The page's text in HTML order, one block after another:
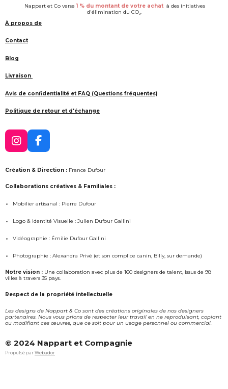
r
r
r
r
Nappart et Co verse1 % du montant de votre achat à des initiatives
d'élimination du CO₂.
À propos de
Contact
Blog
Livraison
Avis de confidentialité et FAQ (Questions fréquentes)
Politique de retour et d'échange
I
n
s
a
r
m
F
a
c
b
o
Création & Direction : France Dufour
Collaborations créatives & Familiales :
Mobilier artisanal : Pierre Dufour
Logo & Identité Visuelle : Julien Dufour Gallini
Vidéographie : Émilie Dufour Gallini
Photographie : Alexandra Privé (et son complice canin, Billy, sur demande)
Notre vision : Une collaboration avec plus de 160 designers de talent, issus de 98
villes à travers 35 pays.
Respect de la propriété intellectuelle
Les designs de Nappart & Co sont des créations originales de nos designers
partenaires. Nous vous prions de respecter leur travail en ne reproduisant, copiant
ou modifiant ces œuvres, que ce soit pour un usage personnel ou commercial.
© 2024 Nappart et Compagnie
Propulsé par Webador